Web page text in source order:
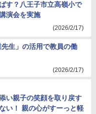
す？八王子市立高嶺小で
演会を実施
(2026/2/17)
生」の活用で教員の働
(2026/2/17)
い親子の笑顔を取り戻す
い！ 親の心がすーっと軽